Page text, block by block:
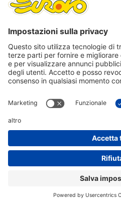
laInformativa Privacy
Lingue
© 12018 EUROVO S.r.l. - C.F. e n. iscr.
100103/RA - Via Mensa 3, 48022 Santa
Policy|